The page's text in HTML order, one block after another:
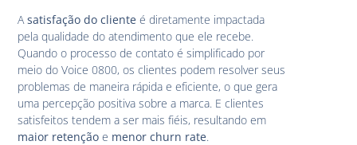
Asatisfação do cliente é diretamente impactada
pela qualidade do atendimento que ele recebe.
Quando o processo de contato é simplificado por
meio do Voice 0800, os clientes podem resolver seus
problemas de maneira rápida e eficiente, o que gera
uma percepção positiva sobre a marca. E clientes
satisfeitos tendem a ser mais fiéis, resultando em
maior retenção e menor churn rate.